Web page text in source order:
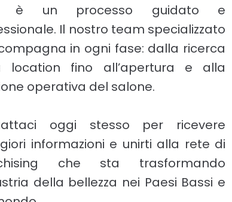
è un processo guidato e
Il nostro team specializzato
in ogni fase: dalla ricerca
location fino all’apertura e alla
operativa del salone.
oggi stesso per ricevere
informazioni e unirti alla rete di
che sta trasformando
della bellezza nei Paesi Bassi e